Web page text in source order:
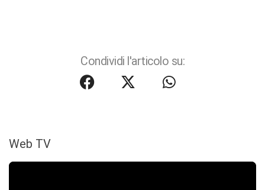
Condividi l'articolo su:
Web TV